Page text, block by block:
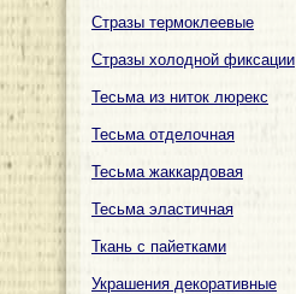
Стразы термоклеевые
Стразы холодной фиксации
Тесьма из ниток люрекс
Тесьма отделочная
Тесьма жаккардовая
Тесьма эластичная
Ткань с пайетками
Украшения декоративные